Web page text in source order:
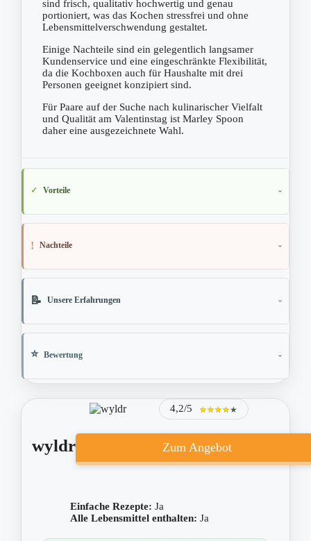
sind frisch, qualitativ hochwertig und genau
portioniert, was das Kochen stressfrei und ohne
Lebensmittelverschwendung gestaltet.
Einige Nachteile sind ein gelegentlich langsamer
Kundenservice und eine eingeschränkte Flexibilität,
da die Kochboxen auch für Haushalte mit drei
Personen geeignet konzipiert sind.
Für Paare auf der Suche nach kulinarischer Vielfalt
und Qualität am Valentinstag ist Marley Spoon
daher eine ausgezeichnete Wahl.
Vorteile
Nachteile
Unsere Erfahrungen
Bewertung
wyldr
4,2/5 ★★★★★
★★★★★
Zum Angebot
Einfache Rezepte: Ja
Alle Lebensmittel enthalten: Ja